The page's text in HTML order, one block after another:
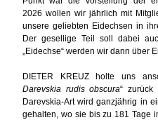
2026 wollen wir jährlich mit
unsere geliebten Eidechsen in
Der gesellige Teil soll dabei
„Eidechse“ werden wir dann über
DIETER KREUZ holte uns
Darevskia rudis obscura“ zurück
Darevskia-Art wird ganzjährig in
gehalten, wo sie bis zu 181 Tage